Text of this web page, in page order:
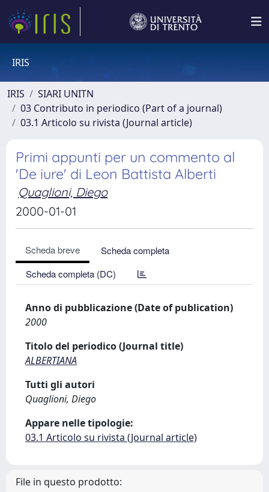
IRIS
IRIS
SIARI UNITN
03 Contributo in periodico (Part of a journal)
03.1 Articolo su rivista (Journal article)
Primi appunti per un commento al
'De iure' di Leon Battista Alberti
Quaglioni, Diego
2000-01-01
Scheda breve
Scheda completa
Scheda completa (DC)
Anno di pubblicazione (Date of publication)
2000
Titolo del periodico (Journal title)
ALBERTIANA
Tutti gli autori
Quaglioni, Diego
Appare nelle tipologie:
03.1 Articolo su rivista (Journal article)
File in questo prodotto: